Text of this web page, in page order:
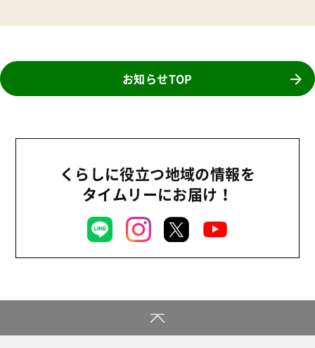
お知らせTOP
くらしに役立つ地域の情報を
タイムリーにお届け！